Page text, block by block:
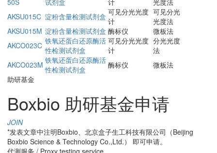
AKSU015C 淀粉含量检测试剂盒 可见分光光度
计
可见分光
光度法
AKSU015M 淀粉含量检测试剂盒 酶标仪
微板法
AKCO023C 铁氧还蛋白还原酶活
性检测试剂盒
可见分光光度
计
分光光度
法
AKCO023M 铁氧还蛋白还原酶活
性检测试剂盒
酶标仪
微板法
助研基金
Boxbio 助研基金申请
JOIN
*发表文章中注明Boxbio、北京盒子生工科技有限公司（Beijing
Boxbio Science & Technology Co.,Ltd.） 即可申请。
代测服务 / Proxy testing service